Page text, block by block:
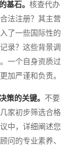
基石。 核查代办
法注册？其主营
了一些国际性的
录？这些背景调
一个自身资质过
加严谨和负责。
策的关键。 不要
家初步筛选合格
中，详细阐述您
问的专业素养、